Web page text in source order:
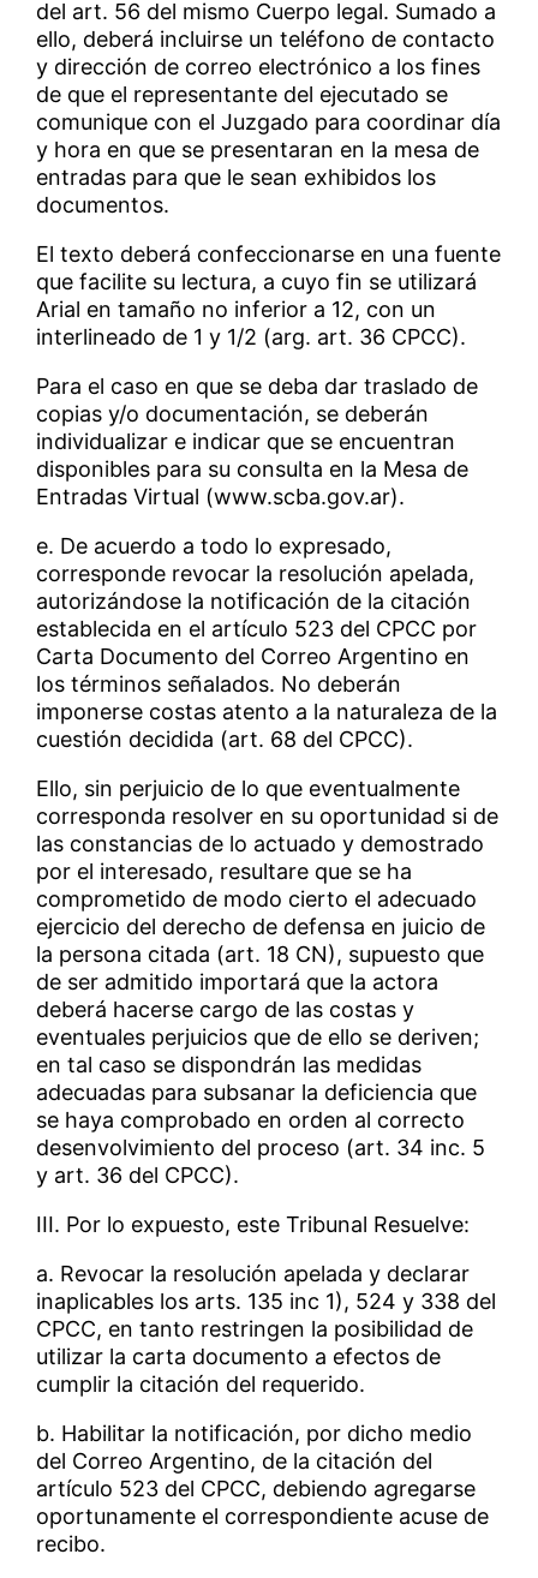
del art. 56 del mismo Cuerpo legal. Sumado a
ello, deberá incluirse un teléfono de contacto
y dirección de correo electrónico a los fines
de que el representante del ejecutado se
comunique con el Juzgado para coordinar día
y hora en que se presentaran en la mesa de
entradas para que le sean exhibidos los
documentos.
El texto deberá confeccionarse en una fuente
que facilite su lectura, a cuyo fin se utilizará
Arial en tamaño no inferior a 12, con un
interlineado de 1 y 1/2 (arg. art. 36 CPCC).
Para el caso en que se deba dar traslado de
copias y/o documentación, se deberán
individualizar e indicar que se encuentran
disponibles para su consulta en la Mesa de
Entradas Virtual (www.scba.gov.ar).
e. De acuerdo a todo lo expresado,
corresponde revocar la resolución apelada,
autorizándose la notificación de la citación
establecida en el artículo 523 del CPCC por
Carta Documento del Correo Argentino en
los términos señalados. No deberán
imponerse costas atento a la naturaleza de la
cuestión decidida (art. 68 del CPCC).
Ello, sin perjuicio de lo que eventualmente
corresponda resolver en su oportunidad si de
las constancias de lo actuado y demostrado
por el interesado, resultare que se ha
comprometido de modo cierto el adecuado
ejercicio del derecho de defensa en juicio de
la persona citada (art. 18 CN), supuesto que
de ser admitido importará que la actora
deberá hacerse cargo de las costas y
eventuales perjuicios que de ello se deriven;
en tal caso se dispondrán las medidas
adecuadas para subsanar la deficiencia que
se haya comprobado en orden al correcto
desenvolvimiento del proceso (art. 34 inc. 5
y art. 36 del CPCC).
III. Por lo expuesto, este Tribunal Resuelve:
a. Revocar la resolución apelada y declarar
inaplicables los arts. 135 inc 1), 524 y 338 del
CPCC, en tanto restringen la posibilidad de
utilizar la carta documento a efectos de
cumplir la citación del requerido.
b. Habilitar la notificación, por dicho medio
del Correo Argentino, de la citación del
artículo 523 del CPCC, debiendo agregarse
oportunamente el correspondiente acuse de
recibo.